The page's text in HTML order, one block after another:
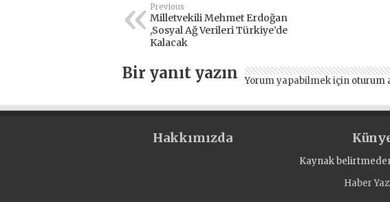
Previous
Milletvekili Mehmet Erdoğan
,Sosyal Ağ Verileri Türkiye’de
Kalacak
Bir yanıt yazın Yorum yapabilmek için oturum
Hakkımızda
Kaynak
Haber